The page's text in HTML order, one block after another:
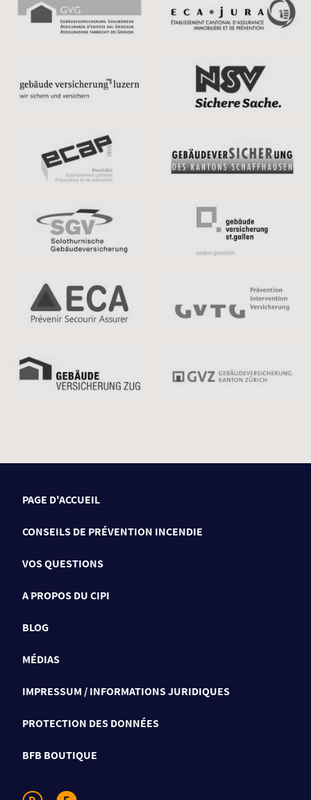
PAGE D'ACCUEIL
CONSEILS DE PRÉVENTION INCENDIE
VOS QUESTIONS
A PROPOS DU CIPI
BLOG
MÉDIAS
IMPRESSUM / INFORMATIONS JURIDIQUES
PROTECTION DES DONNÉES
BFB BOUTIQUE